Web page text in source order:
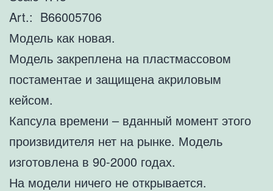
Art.: B66005706
Модель как новая.
Модель закреплена на пластмассовом
постаментае и защищена акриловым
кейсом.
Капсула времени – вданный момент этого
произвидителя нет на рынке. Модель
изготовлена в 90-2000 годах.
На модели ничего не открывается.